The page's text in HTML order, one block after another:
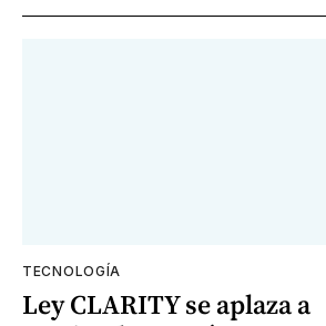
TECNOLOGÍA
Ley CLARITY se aplaza a